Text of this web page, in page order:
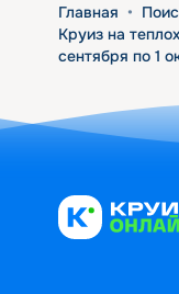
Главная •
Круиз на
сентября по 1